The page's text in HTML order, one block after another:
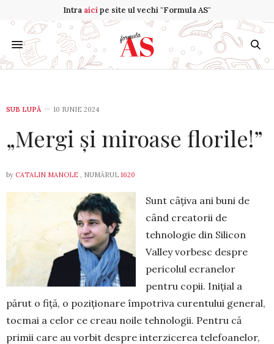
Intra aicipe site ul vechi "Formula AS"
SUB LUPĂ 10 IUNIE 2024
„Mergi și miroase florile!”
by CATALIN MANOLE , NUMĂRUL 1620
Sunt câțiva ani buni de
când creatorii de
tehnologie din Silicon
Valley vorbesc despre
pericolul ecranelor
pentru copii. Inițial a
părut o fiță, o pozi­ționare împotriva curentului general,
tocmai a celor ce creau noile tehnologii. Pentru că
primii care au vorbit despre interzicerea telefoanelor,